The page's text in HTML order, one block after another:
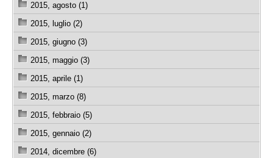
2015, agosto (1)
2015, luglio (2)
2015, giugno (3)
2015, maggio (3)
2015, aprile (1)
2015, marzo (8)
2015, febbraio (5)
2015, gennaio (2)
2014, dicembre (6)